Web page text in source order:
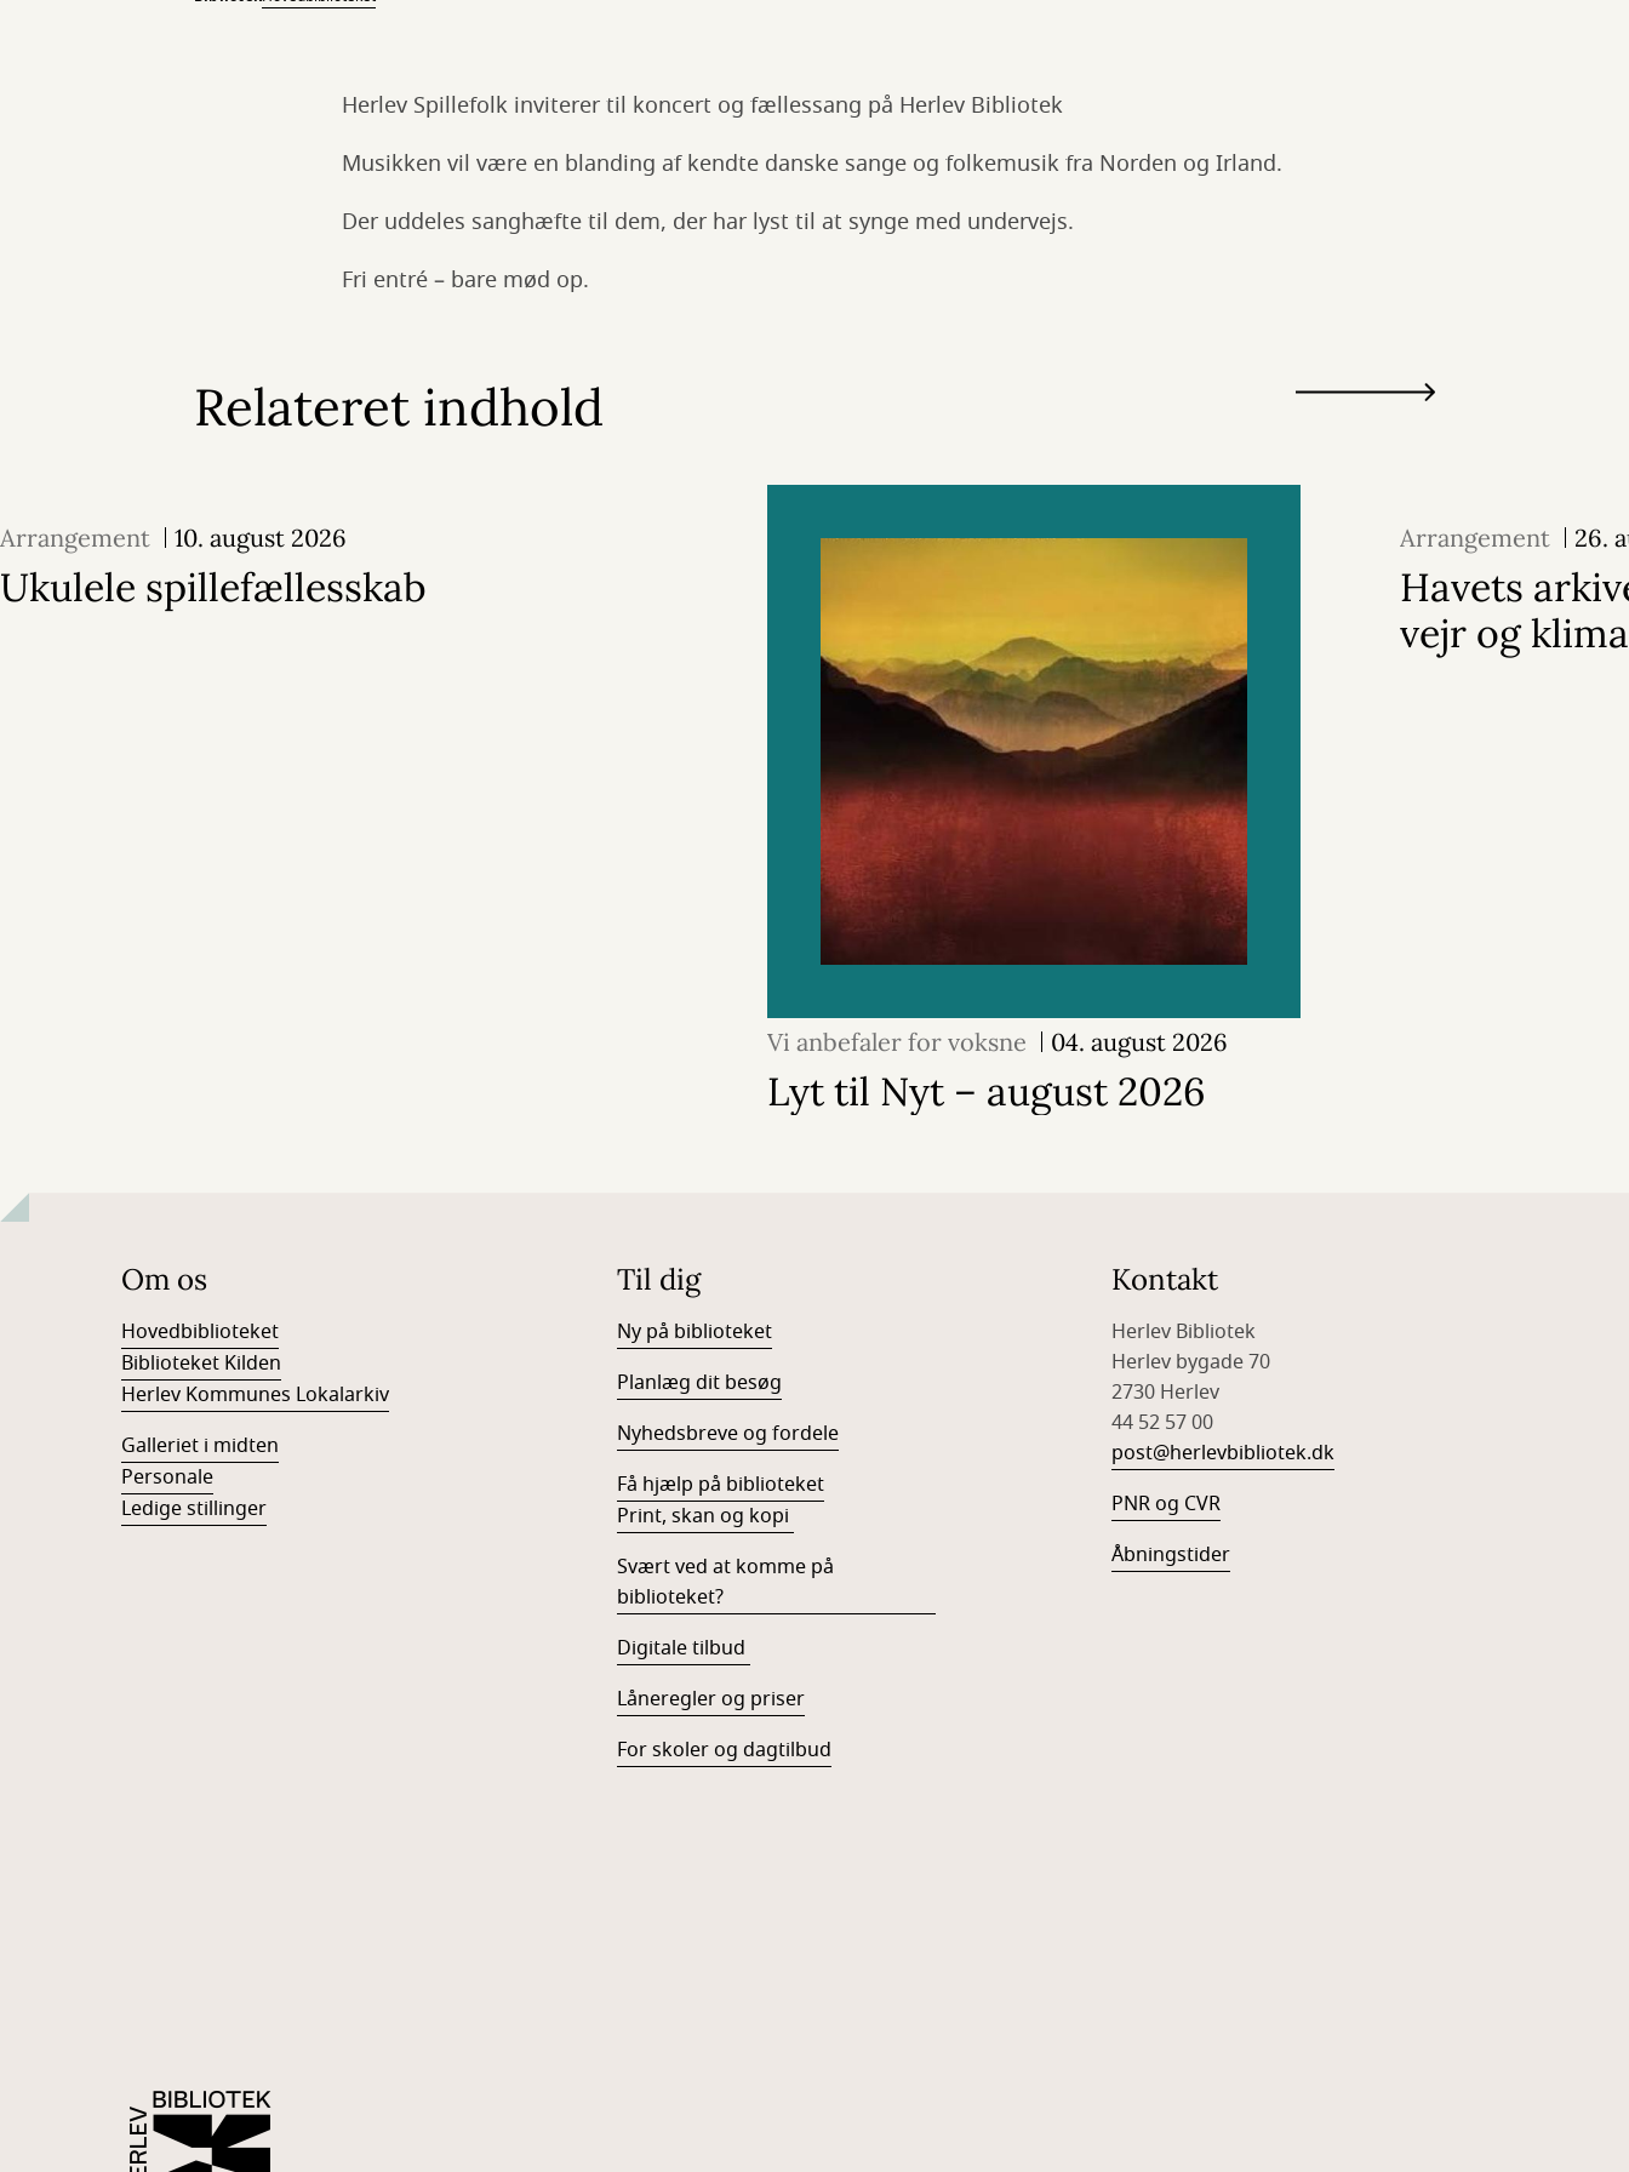
Herlev Spillefolk inviterer til koncert og fællessang på Herlev Bibliotek
Musikken vil være en blanding af kendte danske sange og folkemusik fra Norden og Irland.
Der uddeles sanghæfte til dem, der har lyst til at synge med undervejs.
Fri entré – bare mød op.
Relateret indhold
Arrangement 10. august 2026
Ukulele spillefællesskab
Vi anbefaler for voksne 04. august 2026
Lyt til Nyt – august 2026
Arrangement 26.
Havets
vejr og klima
Om os
Hovedbiblioteket
Biblioteket Kilden
Herlev Kommunes Lokalarkiv
Galleriet i midten
Personale
Ledige stillinger
Til dig
Ny på biblioteket
Planlæg dit besøg
Nyhedsbreve og fordele
Få hjælp på biblioteket
Print, skan og kopi
Svært ved at komme på
biblioteket?
Digitale tilbud
Låneregler og priser
For skoler og dagtilbud
Kontakt
Herlev Bibliotek
Herlev bygade 70
2730 Herlev
44 52 57 00
post@herlevbibliotek.dk
PNR og CVR
Åbningstider